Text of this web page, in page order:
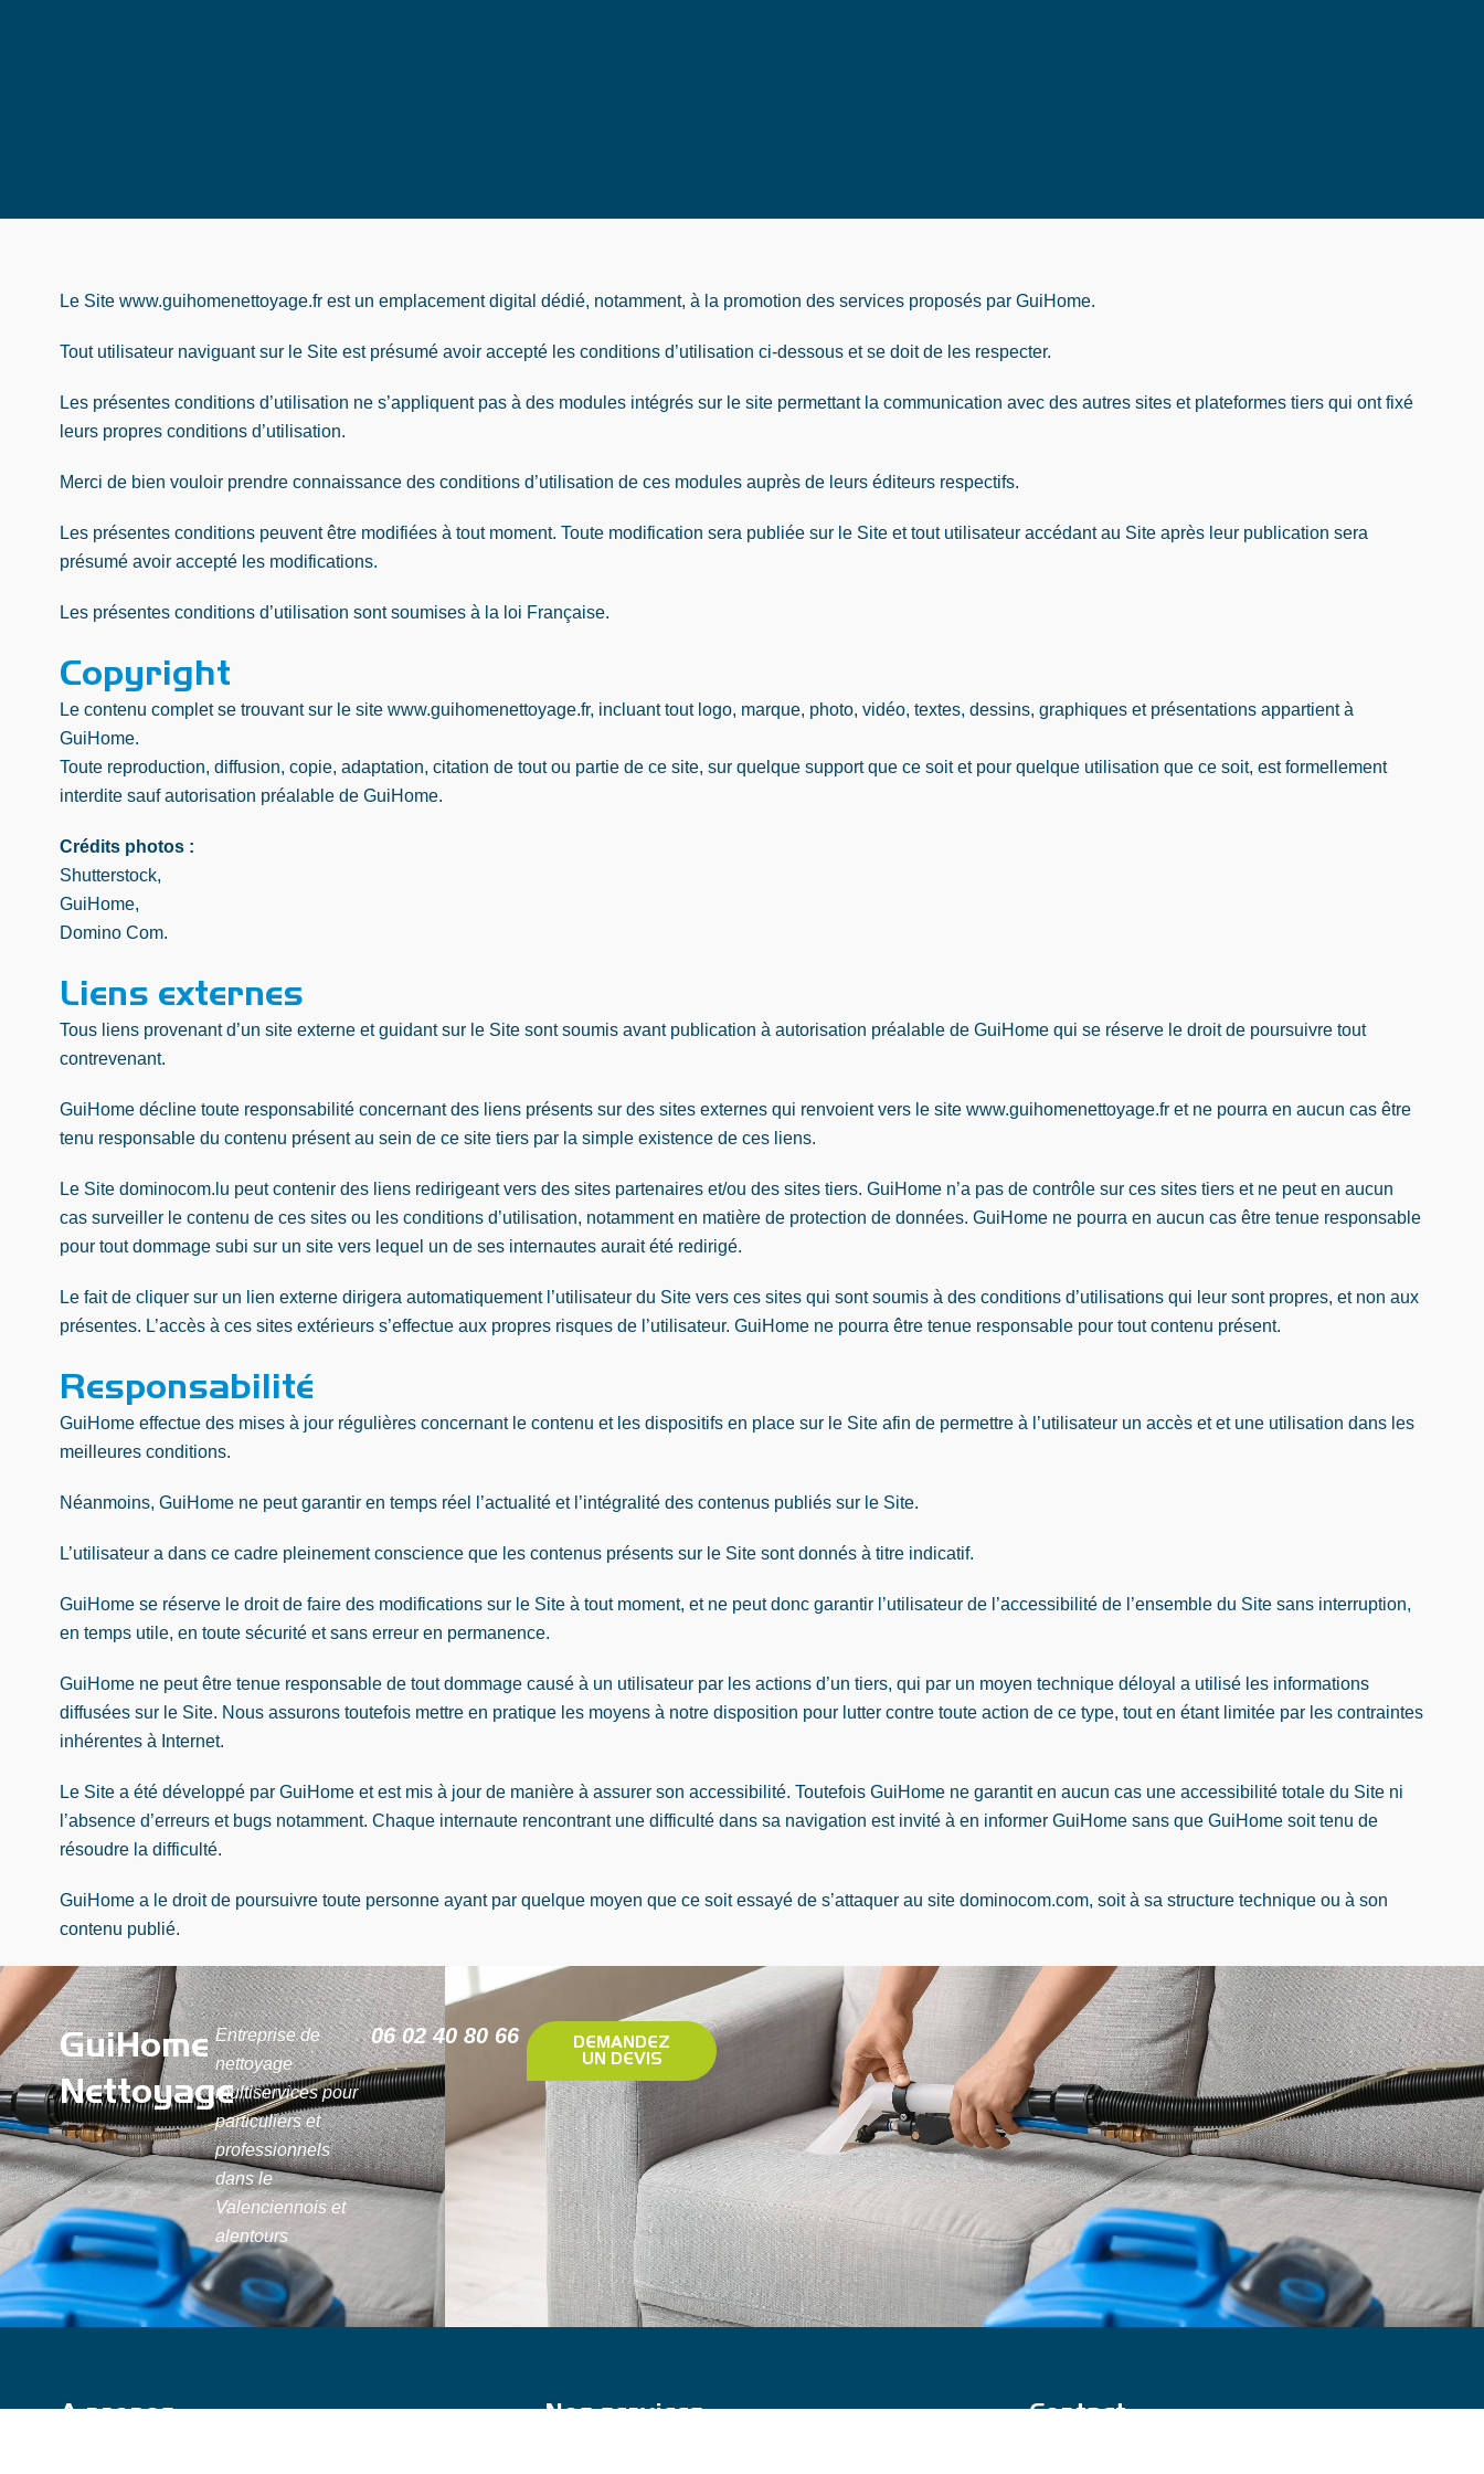
Le Site www.guihomenettoyage.fr est un emplacement digital dédié, notamment, à la promotion des services proposés par GuiHome.
Tout utilisateur naviguant sur le Site est présumé avoir accepté les conditions d’utilisation ci-dessous et se doit de les respecter.
Les présentes conditions d’utilisation ne s’appliquent pas à des modules intégrés sur le site permettant la communication avec des autres sites et plateformes tiers qui ont fixé
leurs propres conditions d’utilisation.
Merci de bien vouloir prendre connaissance des conditions d’utilisation de ces modules auprès de leurs éditeurs respectifs.
Les présentes conditions peuvent être modifiées à tout moment. Toute modification sera publiée sur le Site et tout utilisateur accédant au Site après leur publication sera
présumé avoir accepté les modifications.
Les présentes conditions d’utilisation sont soumises à la loi Française.
Copyright
Le contenu complet se trouvant sur le site www.guihomenettoyage.fr, incluant tout logo, marque, photo, vidéo, textes, dessins, graphiques et présentations appartient à
GuiHome.
Toute reproduction, diffusion, copie, adaptation, citation de tout ou partie de ce site, sur quelque support que ce soit et pour quelque utilisation que ce soit, est formellement
interdite sauf autorisation préalable de GuiHome.
Crédits photos :
Shutterstock,
GuiHome,
Domino Com.
Liens externes
Tous liens provenant d’un site externe et guidant sur le Site sont soumis avant publication à autorisation préalable de GuiHome qui se réserve le droit de poursuivre tout
contrevenant.
GuiHome décline toute responsabilité concernant des liens présents sur des sites externes qui renvoient vers le site www.guihomenettoyage.fr et ne pourra en aucun cas être
tenu responsable du contenu présent au sein de ce site tiers par la simple existence de ces liens.
Le Site dominocom.lu peut contenir des liens redirigeant vers des sites partenaires et/ou des sites tiers. GuiHome n’a pas de contrôle sur ces sites tiers et ne peut en aucun
cas surveiller le contenu de ces sites ou les conditions d’utilisation, notamment en matière de protection de données. GuiHome ne pourra en aucun cas être tenue responsable
pour tout dommage subi sur un site vers lequel un de ses internautes aurait été redirigé.
Le fait de cliquer sur un lien externe dirigera automatiquement l’utilisateur du Site vers ces sites qui sont soumis à des conditions d’utilisations qui leur sont propres, et non aux
présentes. L’accès à ces sites extérieurs s’effectue aux propres risques de l’utilisateur. GuiHome ne pourra être tenue responsable pour tout contenu présent.
Responsabilité
GuiHome effectue des mises à jour régulières concernant le contenu et les dispositifs en place sur le Site afin de permettre à l’utilisateur un accès et et une utilisation dans les
meilleures conditions.
Néanmoins, GuiHome ne peut garantir en temps réel l’actualité et l’intégralité des contenus publiés sur le Site.
L’utilisateur a dans ce cadre pleinement conscience que les contenus présents sur le Site sont donnés à titre indicatif.
GuiHome se réserve le droit de faire des modifications sur le Site à tout moment, et ne peut donc garantir l’utilisateur de l’accessibilité de l’ensemble du Site sans interruption,
en temps utile, en toute sécurité et sans erreur en permanence.
GuiHome ne peut être tenue responsable de tout dommage causé à un utilisateur par les actions d’un tiers, qui par un moyen technique déloyal a utilisé les informations
diffusées sur le Site. Nous assurons toutefois mettre en pratique les moyens à notre disposition pour lutter contre toute action de ce type, tout en étant limitée par les contraintes
inhérentes à Internet.
Le Site a été développé par GuiHome et est mis à jour de manière à assurer son accessibilité. Toutefois GuiHome ne garantit en aucun cas une accessibilité totale du Site ni
l’absence d’erreurs et bugs notamment. Chaque internaute rencontrant une difficulté dans sa navigation est invité à en informer GuiHome sans que GuiHome soit tenu de
résoudre la difficulté.
GuiHome a le droit de poursuivre toute personne ayant par quelque moyen que ce soit essayé de s’attaquer au site dominocom.com, soit à sa structure technique ou à son
contenu publié.
GuiHome
Nettoyage
Entreprise de
nettoyage
multiservices pour
particuliers et
professionnels
dans le
Valenciennois et
alentours
06 02 40 80 66
DEMANDEZ
UN DEVIS
A propos Nos services Contact